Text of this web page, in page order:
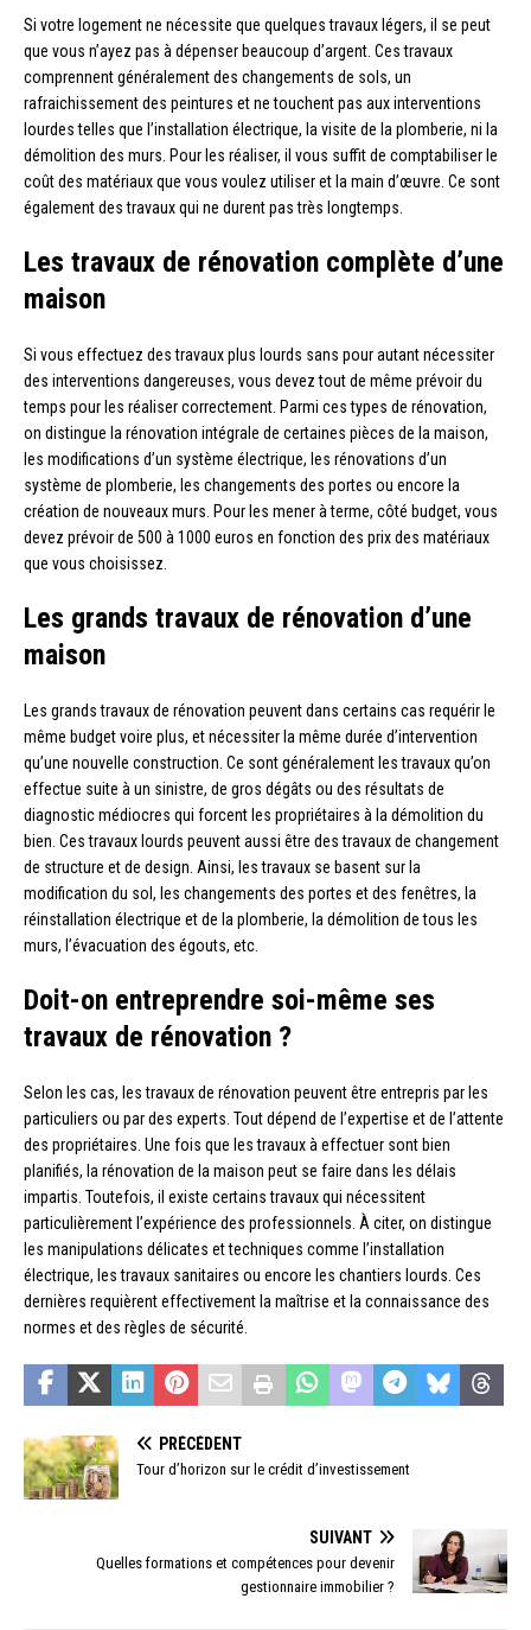
Si votre logement ne nécessite que quelques travaux légers, il se peut
que vous n’ayez pas à dépenser beaucoup d’argent. Ces travaux
comprennent généralement des changements de sols, un
rafraichissement des peintures et ne touchent pas aux interventions
lourdes telles que l’installation électrique, la visite de la plomberie, ni la
démolition des murs. Pour les réaliser, il vous suffit de comptabiliser le
coût des matériaux que vous voulez utiliser et la main d’œuvre. Ce sont
également des travaux qui ne durent pas très longtemps.
Les travaux de rénovation complète d’une
maison
Si vous effectuez des travaux plus lourds sans pour autant nécessiter
des interventions dangereuses, vous devez tout de même prévoir du
temps pour les réaliser correctement. Parmi ces types de rénovation,
on distingue la rénovation intégrale de certaines pièces de la maison,
les modifications d’un système électrique, les rénovations d’un
système de plomberie, les changements des portes ou encore la
création de nouveaux murs. Pour les mener à terme, côté budget, vous
devez prévoir de 500 à 1000 euros en fonction des prix des matériaux
que vous choisissez.
Les grands travaux de rénovation d’une
maison
Les grands travaux de rénovation peuvent dans certains cas requérir le
même budget voire plus, et nécessiter la même durée d’intervention
qu’une nouvelle construction. Ce sont généralement les travaux qu’on
effectue suite à un sinistre, de gros dégâts ou des résultats de
diagnostic médiocres qui forcent les propriétaires à la démolition du
bien. Ces travaux lourds peuvent aussi être des travaux de changement
de structure et de design. Ainsi, les travaux se basent sur la
modification du sol, les changements des portes et des fenêtres, la
réinstallation électrique et de la plomberie, la démolition de tous les
murs, l’évacuation des égouts, etc.
Doit-on entreprendre soi-même ses
travaux de rénovation ?
Selon les cas, les travaux de rénovation peuvent être entrepris par les
particuliers ou par des experts. Tout dépend de l’expertise et de l’attente
des propriétaires. Une fois que les travaux à effectuer sont bien
planifiés, la rénovation de la maison peut se faire dans les délais
impartis. Toutefois, il existe certains travaux qui nécessitent
particulièrement l’expérience des professionnels. À citer, on distingue
les manipulations délicates et techniques comme l’installation
électrique, les travaux sanitaires ou encore les chantiers lourds. Ces
dernières requièrent effectivement la maîtrise et la connaissance des
normes et des règles de sécurité.
PRÉCÉDENT
Tour d’horizon sur le crédit d’investissement
SUIVANT
Quelles formations et compétences pour devenir
gestionnaire immobilier ?